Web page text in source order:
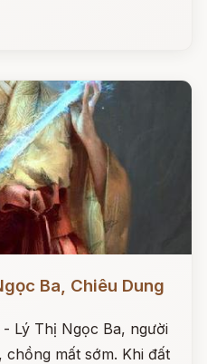
Ba, Chiêu Dung
Lý Thị Ngọc Ba, người
chồng mất sớm. Khi đất